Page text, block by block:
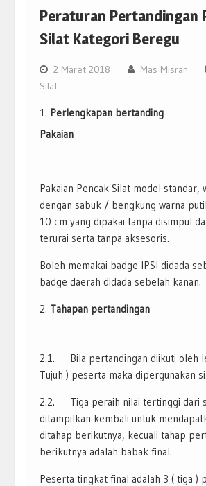
Peraturan Pertandingan
Silat Kategori Beregu
2 Maret 2018 Mas Misran
Silat
Perlengkapan bertanding
Pakaian
Pakaian Pencak Silat model standar,
dengan sabuk / bengkung
10 cm yang dipakai tanpa disimpul
terurai serta tanpa aksesoris.
Boleh memakai badge IPSI didada
badge daerah didada sebelah kanan.
Tahapan pertandingan
2.1. Bila pertandingan diikuti oleh
Tujuh ) peserta maka dipergunakan
2.2. Tiga peraih nilai tertinggi dari
ditampilkan kembali untuk
ditahap berikutnya, kecuali tahap
berikutnya adalah babak final.
Peserta tingkat final adalah 3 ( tiga )